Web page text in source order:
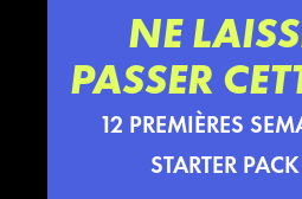
NE
PASSER
12 PREMIÈRES
STARTER